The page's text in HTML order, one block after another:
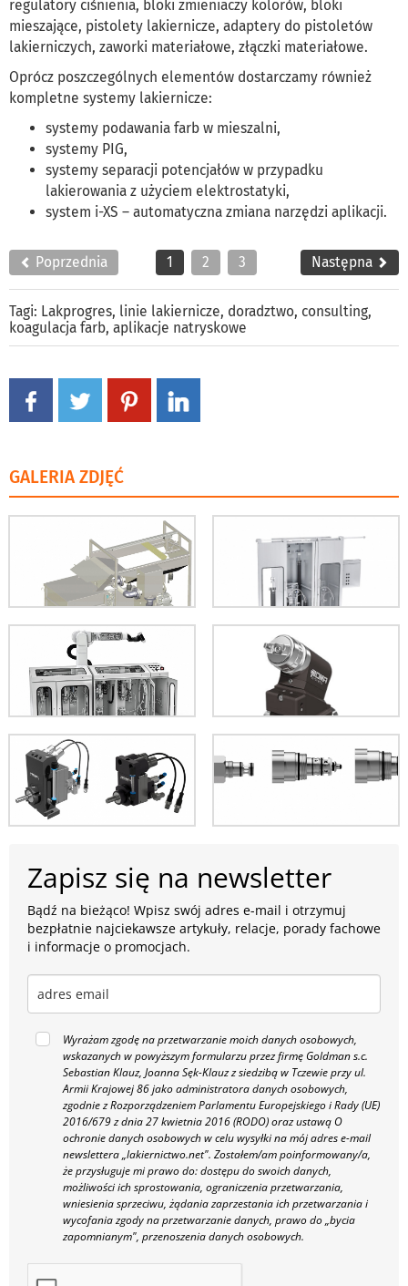
regulatory ciśnienia, bloki zmieniaczy kolorów, bloki
mieszające, pistolety lakiernicze, adaptery do pistoletów
lakierniczych, zaworki materiałowe, złączki materiałowe.
Oprócz poszczególnych elementów dostarczamy również
kompletne systemy lakiernicze:
systemy podawania farb w mieszalni,
systemy PIG,
systemy separacji potencjałów w przypadku
lakierowania z użyciem elektrostatyki,
system i-XS – automatyczna zmiana narzędzi aplikacji.
Poprzednia 1 2 3 Następna
Tagi: Lakprogres, linie lakiernicze, doradztwo, consulting,
koagulacja farb, aplikacje natryskowe
GALERIA ZDJĘĆ
Zapisz się na newsletter
Bądź na bieżąco! Wpisz swój adres e-mail i otrzymuj
bezpłatnie najciekawsze artykuły, relacje, porady fachowe
i informacje o promocjach.
Wyrażam zgodę na przetwarzanie moich danych osobowych,
wskazanych w powyższym formularzu przez firmę Goldman s.c.
Sebastian Klauz, Joanna Sęk-Klauz z siedzibą w Tczewie przy ul.
Armii Krajowej 86 jako administratora danych osobowych,
zgodnie z Rozporządzeniem Parlamentu Europejskiego i Rady (UE)
2016/679 z dnia 27 kwietnia 2016 (RODO) oraz ustawą O
ochronie danych osobowych w celu wysyłki na mój adres e-mail
newslettera „lakiernictwo.net". Zostałem/am poinformowany/a,
że przysługuje mi prawo do: dostępu do swoich danych,
możliwości ich sprostowania, ograniczenia przetwarzania,
wniesienia sprzeciwu, żądania zaprzestania ich przetwarzania i
wycofania zgody na przetwarzanie danych, prawo do „bycia
zapomnianym", przenoszenia danych osobowych.